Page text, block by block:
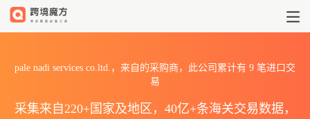
pale nadi services co.ltd.，来自的采购商，此公司累计有 9 笔进口交
易
采集来自220+国家及地区，40亿+条海关交易数据，